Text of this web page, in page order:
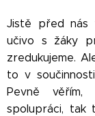
Jistě před nás
učivo s žáky
zredukujeme.
to v
Pevně
spolupráci, tak